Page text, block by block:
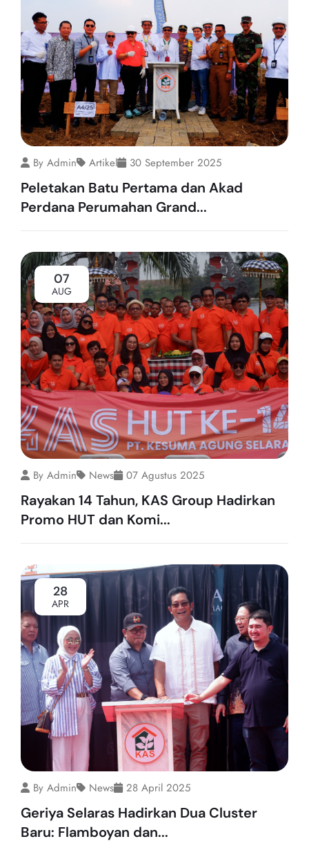
By Admin Artikel 30 September 2025
Peletakan Batu Pertama dan Akad
Perdana Perumahan Grand...
07
AUG
By Admin News 07 Agustus 2025
Rayakan 14 Tahun, KAS Group Hadirkan
Promo HUT dan Komi...
28
APR
By Admin News 28 April 2025
Geriya Selaras Hadirkan Dua Cluster
Baru: Flamboyan dan...